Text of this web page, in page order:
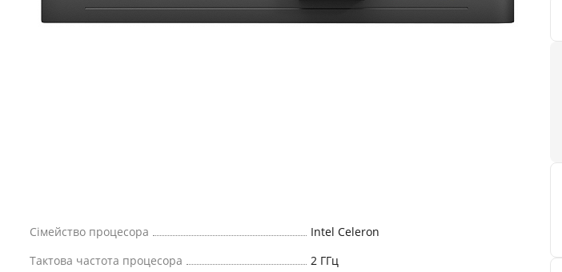
Сімейство процесора
Intel Celeron
Тактова частота процесора
2 ГГц